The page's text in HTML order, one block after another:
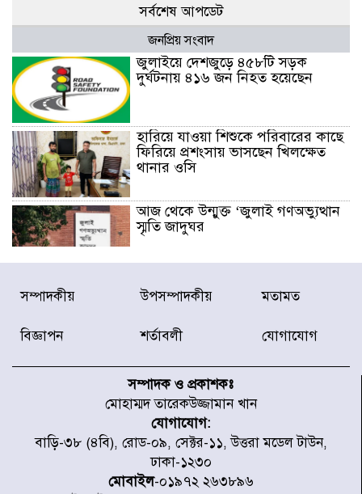
সর্বশেষ আপডেট
জনপ্রিয় সংবাদ
জুলাইয়ে দেশজুড়ে ৪৫৮টি সড়ক
দুর্ঘটনায় ৪১৬ জন নিহত হয়েছেন
হারিয়ে যাওয়া শিশুকে পরিবারের কাছে
ফিরিয়ে প্রশংসায় ভাসছেন খিলক্ষেত
থানার ওসি
আজ থেকে উন্মুক্ত ‘জুলাই গণঅভ্যুত্থান
স্মৃতি জাদুঘর
রাজধানীর উত্তরা আঞ্চলিক পাসপোর্ট
অফিসের সামনে দালাল চক্রের ১৩ জন
করেছে র‌্যাব-১
চূড়ান্ত পর্যায়ে : ইরান
প্রত্যেক অপরাধীর বিচার এ দেশেই
হবে, সে যত শক্তিশালীই হোক না কেন,
চট্টগ্রামে জুলাই গণঅভ্যুত্থান দিবসে
প্রতিমন্ত্রী মীর হেলাল
সম্পাদকীয় উপসম্পাদকীয় মতামত
বিজ্ঞাপন শর্তাবলী যোগাযোগ
সম্পাদক ও প্রকাশকঃ
মোহাম্মদ তারেকউজ্জামান খান
যোগাযোগ:
বাড়ি-৩৮ (৪বি), রোড-০৯, সেক্টর-১১, উত্তরা মডেল টাউন,
ঢাকা-১২৩০
মোবাইল-০১৯৭২ ২৬৩৮৯৬